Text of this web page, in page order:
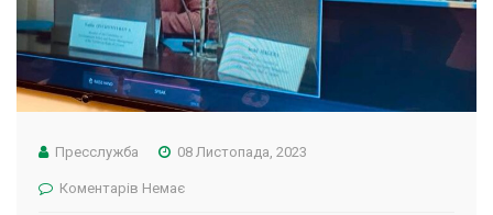
Пресслужба 08 Листопада, 2023
Коментарів Немає